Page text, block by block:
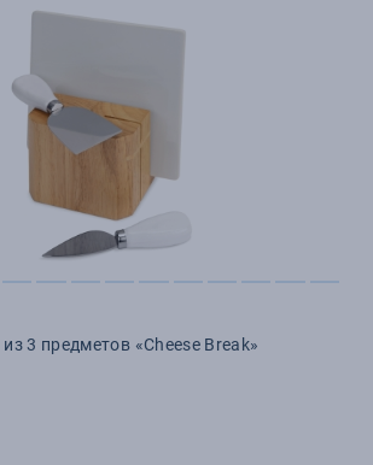
3 предметов «Cheese Break»